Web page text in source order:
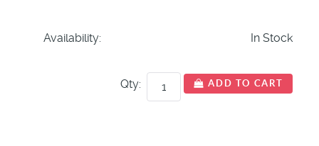
Availability: In Stock
Qty: ADD TO CART